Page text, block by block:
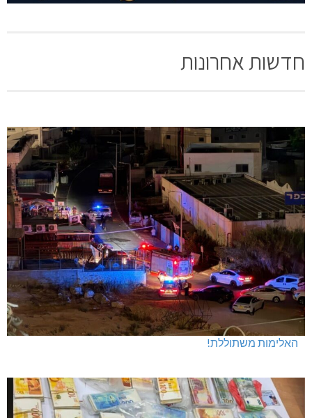
חדשות אחרונות
האלימות משתוללת!